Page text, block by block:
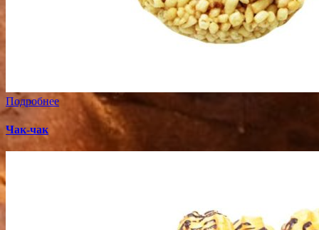
Подробнее
Чак-чак